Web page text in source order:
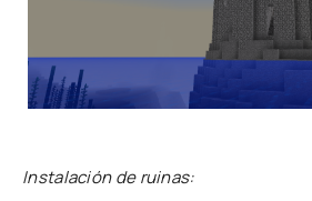
Instalación de ruinas: